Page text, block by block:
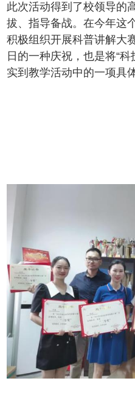
此次活动得到了校领导的
拔、指导备战。在今年这
积极组织开展科普讲解大
日的一种庆祝，也是将“
实到教学活动中的一项具